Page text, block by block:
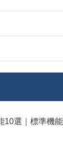
10選｜標準機